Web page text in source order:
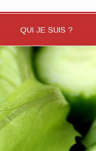
QUI JE SUIS ?